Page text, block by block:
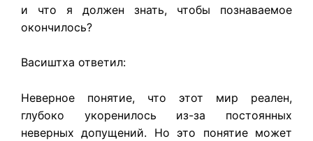
и что я должен знать, чтобы познаваемое
окончилось?
Васиштха ответил:
Неверное понятие, что этот мир реален,
глубоко укоренилось из-за постоянных
неверных допущений. Но это понятие может